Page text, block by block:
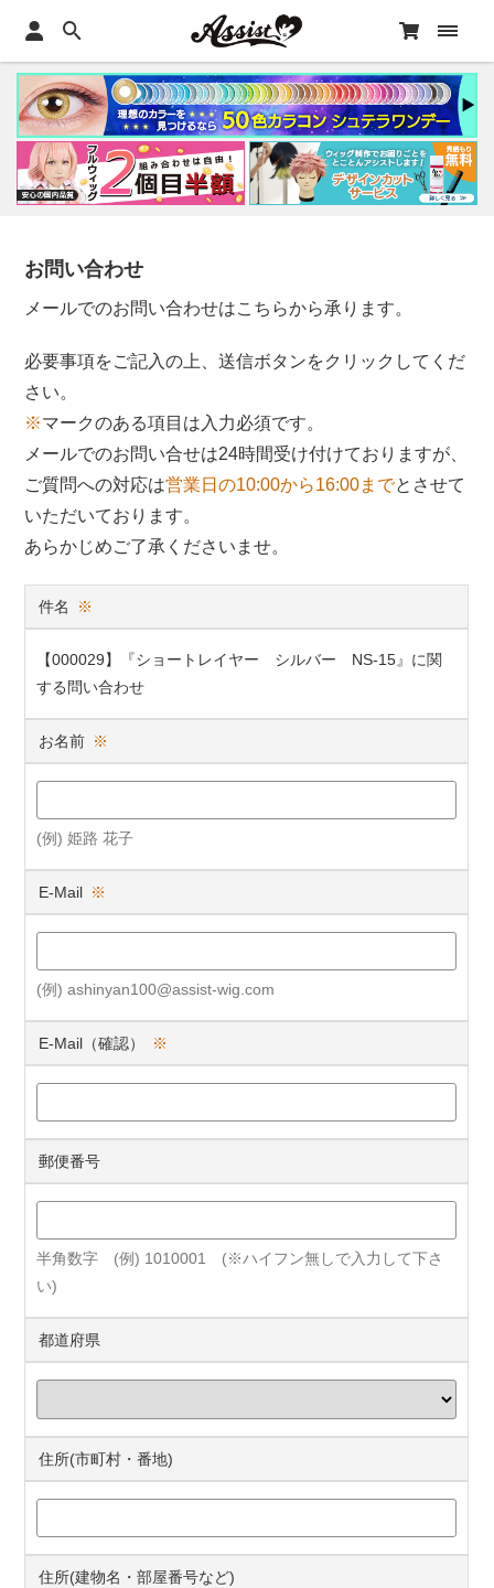
お問い合わせ
メールでのお問い合わせはこちらから承ります。
必要事項をご記入の上、送信ボタンをクリックしてくだ
さい。
※マークのある項目は入力必須です。
メールでのお問い合せは24時間受け付けておりますが、
ご質問への対応は営業日の10:00から16:00までとさせて
いただいております。
あらかじめご了承くださいませ。
件名 ※
【000029】『ショートレイヤー シルバー NS-15』に関
する問い合わせ
お名前 ※
(例) 姫路 花子
E-Mail ※
(例) ashinyan100@assist-wig.com
E-Mail（確認） ※
郵便番号
半角数字 (例) 1010001 (※ハイフン無しで入力して下さ
い)
都道府県
住所(市町村・番地)
住所(建物名・部屋番号など)